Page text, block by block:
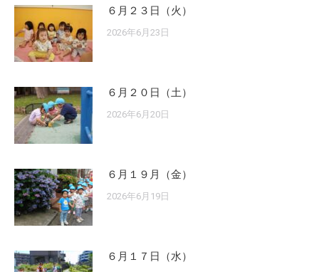
６月２３日（火）
2026年6月23日
６月２０日（土）
2026年6月20日
６月１９月（金）
2026年6月19日
６月１７日（水）